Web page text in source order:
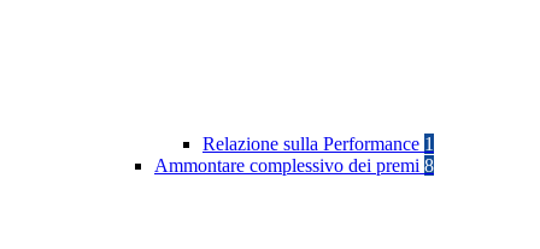
Relazione sulla Performance 1
Ammontare complessivo dei premi 8